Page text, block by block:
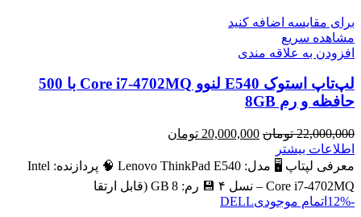
برای مقایسه اضافه کنید
مشاهده سریع
افزودن به علاقه مندی
لپ‌تاپ استوک E540 لنوو Core i7-4702MQ با 500
حافظه و رم 8GB
22,000,000 تومان قیمت
22,000,000 تومان
20,000,000 تومان
20,000,000 تومان
است.
اطلاعات بیشتر
معرفی لپتاپ 🖥️ مدل: Lenovo ThinkPad E540 🧠 پردازنده: Intel
Core i7‑4702MQ – نسل ۴ 💾 رم: 8 GB (قابل ارتقا
-12%
اتمام موجودیDELL